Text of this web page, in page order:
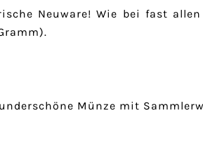
Neuware! Wie bei fast
Münze mit